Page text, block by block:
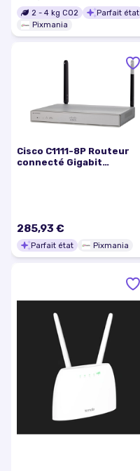
2 - 4 kg CO2
Parfait état
Pixmania
Cisco C1111-8P Routeur
connecté Gigabit
285,93 €
Parfait état Pixmania